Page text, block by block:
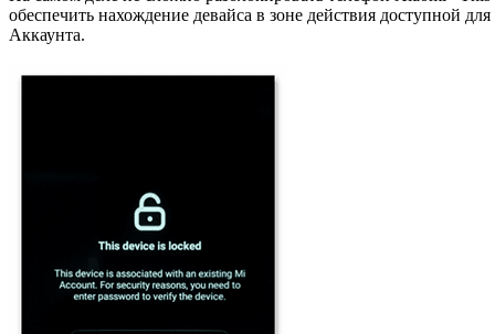
обеспечить нахождение девайса в зоне действия доступной
Аккаунта.